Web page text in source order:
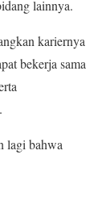
lainnya.
kariernya
bekerja sama
lagi bahwa